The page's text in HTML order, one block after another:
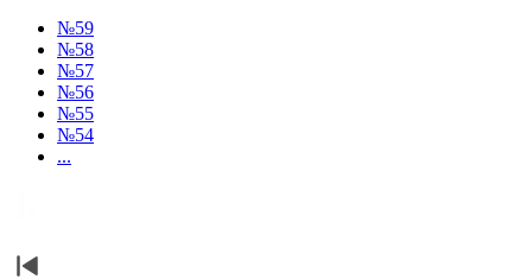
№59
№58
№57
№56
№55
№54
...